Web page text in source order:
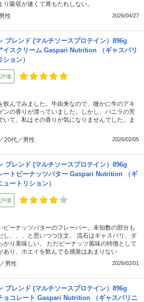
吸収が速くて胃もたれしない。
性
2026/04/27
ブレンド (マルチソースプロテイン）896g
イスクリーム Gaspari Nutrition （ギャスパリ
ョン）
価
飲んでみました。牛由来なので、微かに牛のアキ
ンの香りが漂っていました。しかし、バニラの芳
いて、私はその香りが気になりませんでした。ま
20代／男性
2026/02/05
ブレンド (マルチソースプロテイン）896g
ートピーナッツバター Gaspari Nutrition （ギ
ュートリション）
価
ピーナッツバターのフレーバー。未知数の部分も
し、、、と思いつつ注文。 流石はギャスパリ、ダ
かり美味しい。 ただピーナッツ風味の特徴として
あり、ホエイを飲んでる感覚はあまりない
男性
2026/02/01
ブレンド (マルチソースプロテイン）896g
ョコレート Gaspari Nutrition （ギャスパリニ